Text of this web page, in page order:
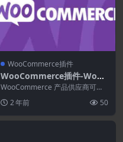
WooCommerce插件
WooCommerce插件-WooC
ommerce Product Vendor
s 2.3.5
WooCommerce 产品供应商可以
立即将 WooCommerce 支持的商
店...2 年前 50